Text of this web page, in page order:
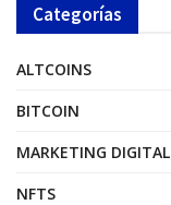
Categorías
ALTCOINS
BITCOIN
MARKETING DIGITAL
NFTS